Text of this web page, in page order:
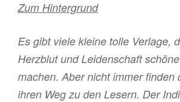
Zum Hintergrund
Es gibt viele kleine tolle Verlage,
Herzblut und Leidenschaft
machen. Aber nicht immer finden
ihren Weg zu den Lesern. Der